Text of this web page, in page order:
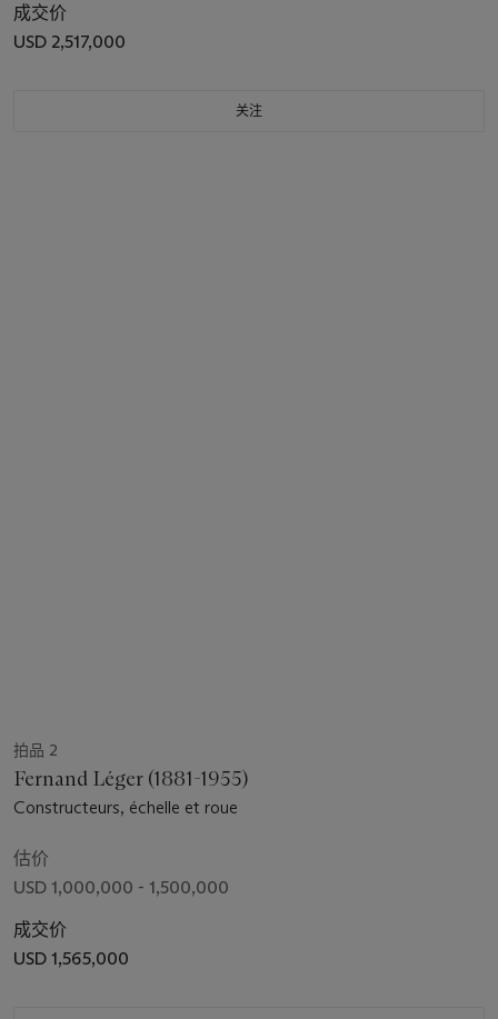
成交价
USD 2,517,000
关注
拍品 2
Fernand Léger (1881-1955)
Constructeurs, échelle et roue
估价
USD 1,000,000 - 1,500,000
成交价
USD 1,565,000